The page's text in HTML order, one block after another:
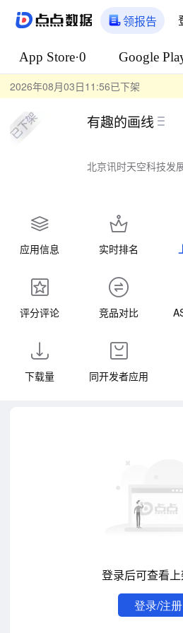
领报告
App Store·0 Google
2026年08月03日11:56已下架
有趣的画线
北京讯时天空科技发
应用信息 实时排名
评分评论 竞品对比
下载量 同开发者应用
登录后可查看
登录/注册